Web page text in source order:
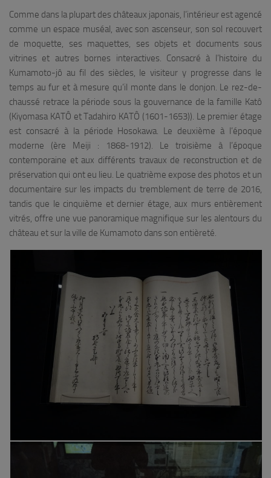
Comme dans la plupart des châteaux japonais, l’intérieur est agencé
comme un espace muséal, avec son ascenseur, son sol recouvert
de moquette, ses maquettes, ses objets et documents sous
vitrines et autres bornes interactives. Consacré à l’histoire du
Kumamoto-jô au fil des siècles, le visiteur y progresse dans le
temps au fur et à mesure qu’il monte dans le donjon. Le rez-de-
chaussé retrace la période sous la gouvernance de la famille Katô
(Kiyomasa KATÔ et Tadahiro KATÔ (1601-1653)). Le premier étage
est consacré à la période Hosokawa. Le deuxième à l’époque
moderne (ère Meiji : 1868-1912). Le troisième à l’époque
contemporaine et aux différents travaux de reconstruction et de
préservation qui ont eu lieu. Le quatrième expose des photos et un
documentaire sur les impacts du tremblement de terre de 2016,
tandis que le cinquième et dernier étage, aux murs entièrement
vitrés, offre une vue panoramique magnifique sur les alentours du
château et sur la ville de Kumamoto dans son entièreté.